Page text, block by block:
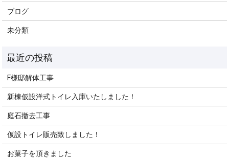
ブログ
未分類
F様邸解体工事
新棟仮設洋式トイレ入庫いたしました！
庭石撤去工事
仮設トイレ販売致しました！
お菓子を頂きました